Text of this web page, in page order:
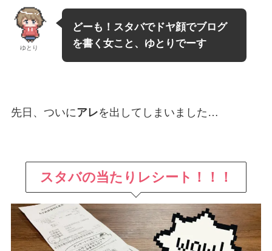
ゆとり
どーも！ スタバでドヤ顔でブログ
を書く女こと、ゆとりでーす
先日、ついにアレを出してしまいました…
スタバの当たりレシート！！！